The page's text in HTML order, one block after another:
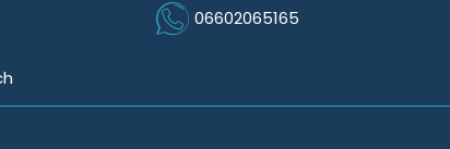
Icon Phone
06602065165